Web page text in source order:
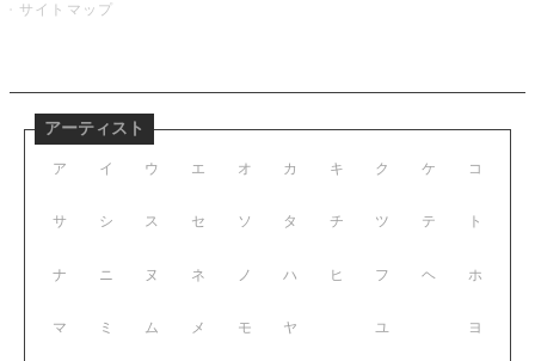
サイトマップ
アーティスト
ア イ ウ エ オ
サ シ ス セ ソ
ナ ニ ヌ ネ ノ
マ ミ ム メ モ
カ キ ク ケ コ
タ チ ツ テ ト
ハ ヒ フ ヘ ホ
ヤ ユ ヨ